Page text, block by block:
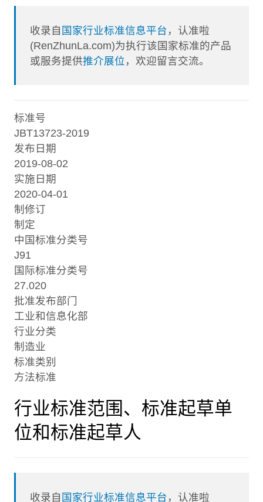
收录自 国家行业标准信息平台 ，认准啦
(RenZhunLa.com)为执行该国家标准的产品
或服务提供推介展位 ，欢迎留言交流。
标准号
JBT13723-2019
发布日期
2019-08-02
实施日期
2020-04-01
制修订
制定
中国标准分类号
J91
国际标准分类号
27.020
批准发布部门
工业和信息化部
行业分类
制造业
标准类别
方法标准
行业标准范围、标准起草单
位和标准起草人
收录自 国家行业标准信息平台 ，认准啦